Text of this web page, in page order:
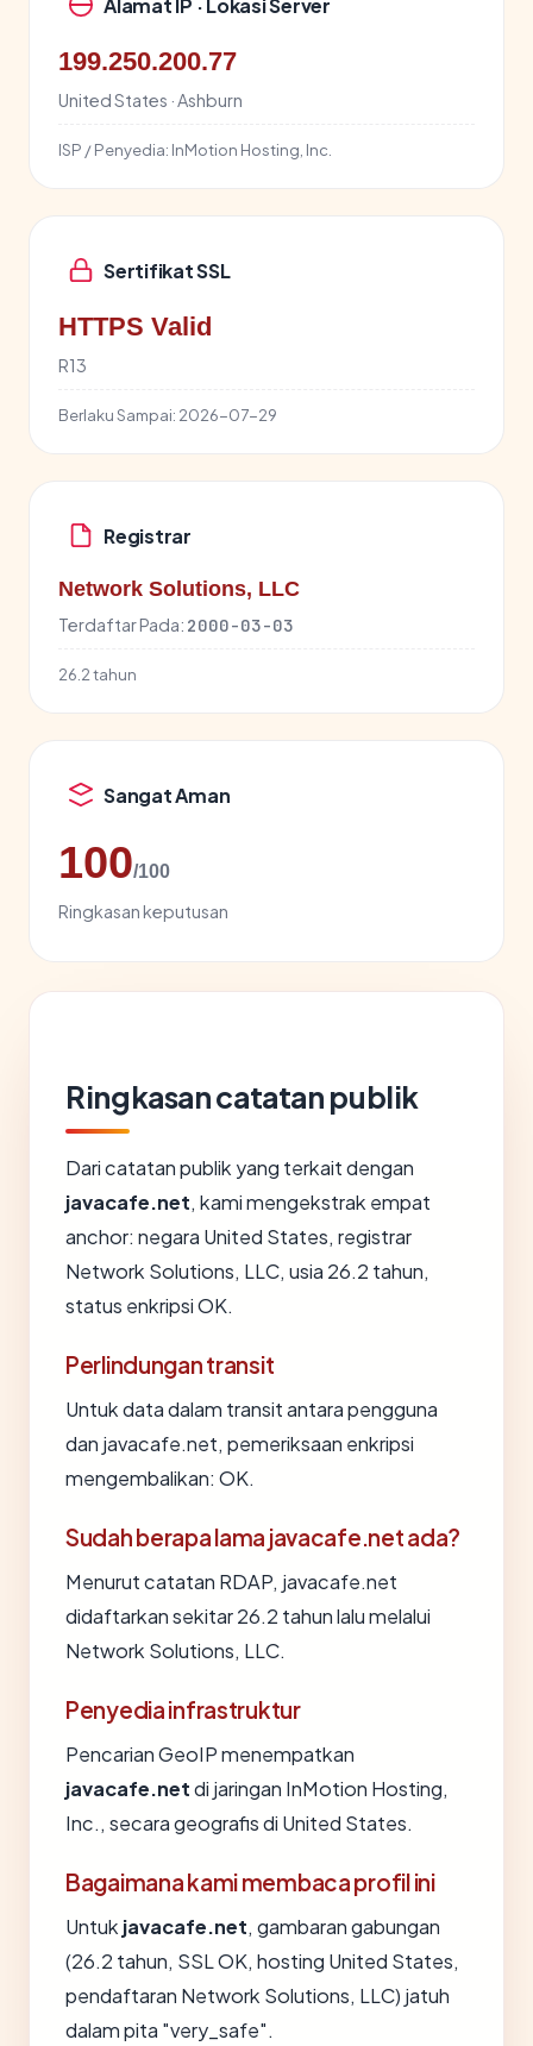
199.250.200.77
United States · Ashburn
ISP / Penyedia: InMotion Hosting, Inc.
Sertifikat SSL
HTTPS Valid
R13
Berlaku Sampai: 2026-07-29
Registrar
Network Solutions, LLC
Terdaftar Pada: 2000-03-03
26.2 tahun
Sangat Aman
100/100
Ringkasan keputusan
Ringkasan catatan publik
Dari catatan publik yang terkait dengan
javacafe.net, kami mengekstrak empat
anchor: negara United States, registrar
Network Solutions, LLC, usia 26.2 tahun,
status enkripsi OK.
Perlindungan transit
Untuk data dalam transit antara pengguna
dan javacafe.net, pemeriksaan enkripsi
mengembalikan: OK.
Sudah berapa lama javacafe.net ada?
Menurut catatan RDAP, javacafe.net
didaftarkan sekitar 26.2 tahun lalu melalui
Network Solutions, LLC.
Penyedia infrastruktur
Pencarian GeoIP menempatkan
javacafe.netdi jaringan InMotion Hosting,
Inc., secara geografis di United States.
Bagaimana kami membaca profil ini
Untuk javacafe.net, gambaran gabungan
(26.2 tahun, SSL OK, hosting United States,
pendaftaran Network Solutions, LLC) jatuh
dalam pita "very_safe".